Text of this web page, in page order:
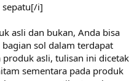
sepatu[/i]
asli dan bukan, Anda bisa
sol dalam terdapat
produk asli, tulisan ini dicetak
sementara pada produk